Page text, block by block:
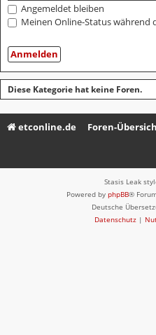
Angemeldet bleiben
Meinen Online-Status während
Diese Kategorie hat keine Foren.
etconline.de Foren-
Stasis Leak
Powered by phpBB®
Deutsche
Datenschutz |